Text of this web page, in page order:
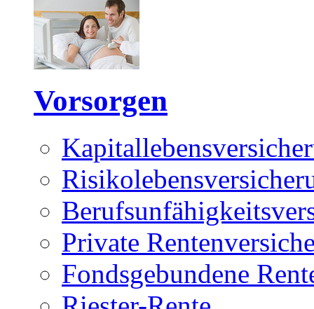
Vorsorgen
Private
Fondsgebundene